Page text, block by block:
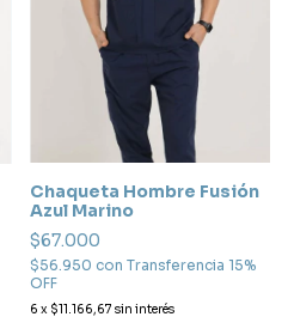
Chaqueta Hombre Fusión
Azul Marino
$67.000
$56.950 con Transferencia 15%
OFF
6 x $11.166,67 sin interés